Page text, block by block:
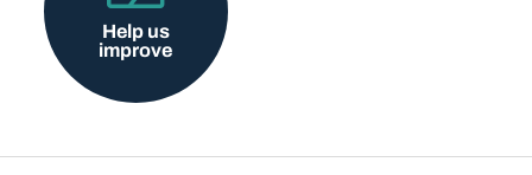
Help us
improve